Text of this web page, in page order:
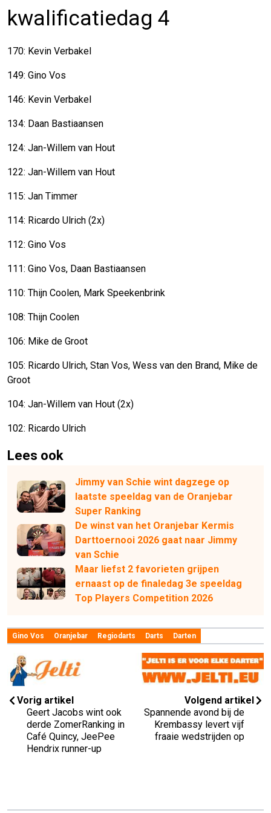
kwalificatiedag 4
170: Kevin Verbakel
149: Gino Vos
146: Kevin Verbakel
134: Daan Bastiaansen
124: Jan-Willem van Hout
122: Jan-Willem van Hout
115: Jan Timmer
114: Ricardo Ulrich (2x)
112: Gino Vos
111: Gino Vos, Daan Bastiaansen
110: Thijn Coolen, Mark Speekenbrink
108: Thijn Coolen
106: Mike de Groot
105: Ricardo Ulrich, Stan Vos, Wess van den Brand, Mike de
Groot
104: Jan-Willem van Hout (2x)
102: Ricardo Ulrich
Lees ook
Jimmy van Schie wint dagzege op
laatste speeldag van de Oranjebar
Super Ranking
De winst van het Oranjebar Kermis
Darttoernooi 2026 gaat naar Jimmy
van Schie
Maar liefst 2 favorieten grijpen
ernaast op de finaledag 3e speeldag
Top Players Competition 2026
Gino Vos Oranjebar Regiodarts Darts Darten
Vorig artikel
Geert Jacobs wint ook
derde ZomerRanking in
Café Quincy, JeePee
Hendrix runner-up
Volgend artikel
Spannende avond bij de
Krembassy levert vijf
fraaie wedstrijden op